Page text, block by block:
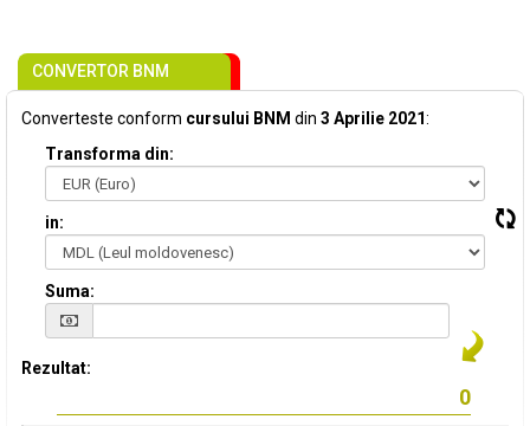
CONVERTOR BNM
Converteste conform cursului BNM din 3 Aprilie 2021:
Transforma din:
in:
Suma:
Rezultat: